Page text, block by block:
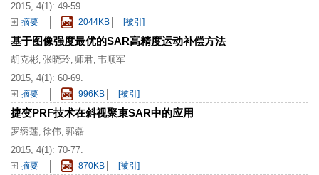
2015, 4(1): 49-59.
摘要 2044KB [被引]
基于图像强度最优的SAR高精度运动补偿方法
胡克彬, 张晓玲, 师君, 韦顺军
2015, 4(1): 60-69.
摘要 996KB [被引]
捷变PRF技术在斜视聚束SAR中的应用
罗绣莲, 徐伟, 郭磊
2015, 4(1): 70-77.
摘要 870KB [被引]